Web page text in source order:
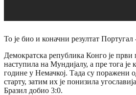
То је био и коначни резултат
Демократска република Конго је
наступила на Мундијалу, а пре тога је
године у Немачкој. Тада су поражени
старту, затим их је понизила
Бразил добио 3:0.